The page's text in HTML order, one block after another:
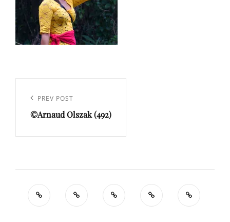
l’article
Previous
Post
PREV POST
©Arnaud Olszak (492)